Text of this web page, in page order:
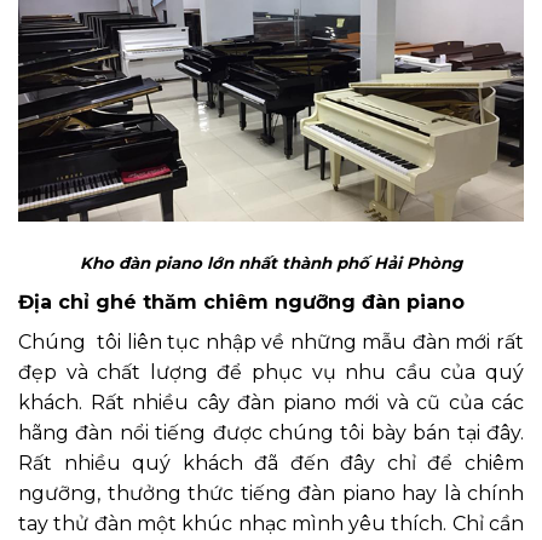
Kho đàn piano lớn nhất thành phố Hải Phòng
Địa chỉ ghé thăm chiêm ngưỡng đàn piano
Chúng tôi liên tục nhập về những mẫu đàn mới rất
đẹp và chất lượng để phục vụ nhu cầu của quý
khách. Rất nhiều cây đàn piano mới và cũ của các
hãng đàn nổi tiếng được chúng tôi bày bán tại đây.
Rất nhiều quý khách đã đến đây chỉ để chiêm
ngưỡng, thưởng thức tiếng đàn piano hay là chính
tay thử đàn một khúc nhạc mình yêu thích. Chỉ cần